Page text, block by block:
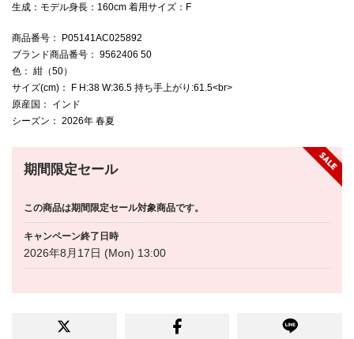
生成：モデル身長：160cm 着用サイズ：F
商品番号 ： P05141AC025892
ブランド商品番号 ： 9562406 50
色 ： 紺（50）
サイズ(cm) ： F H:38 W:36.5 持ち手上がり:61.5<br>
原産国 ： インド
シーズン ： 2026年 春夏
期間限定セール
この商品は期間限定セール対象商品です。
キャンペーン終了日時
2026年8月17日 (Mon) 13:00